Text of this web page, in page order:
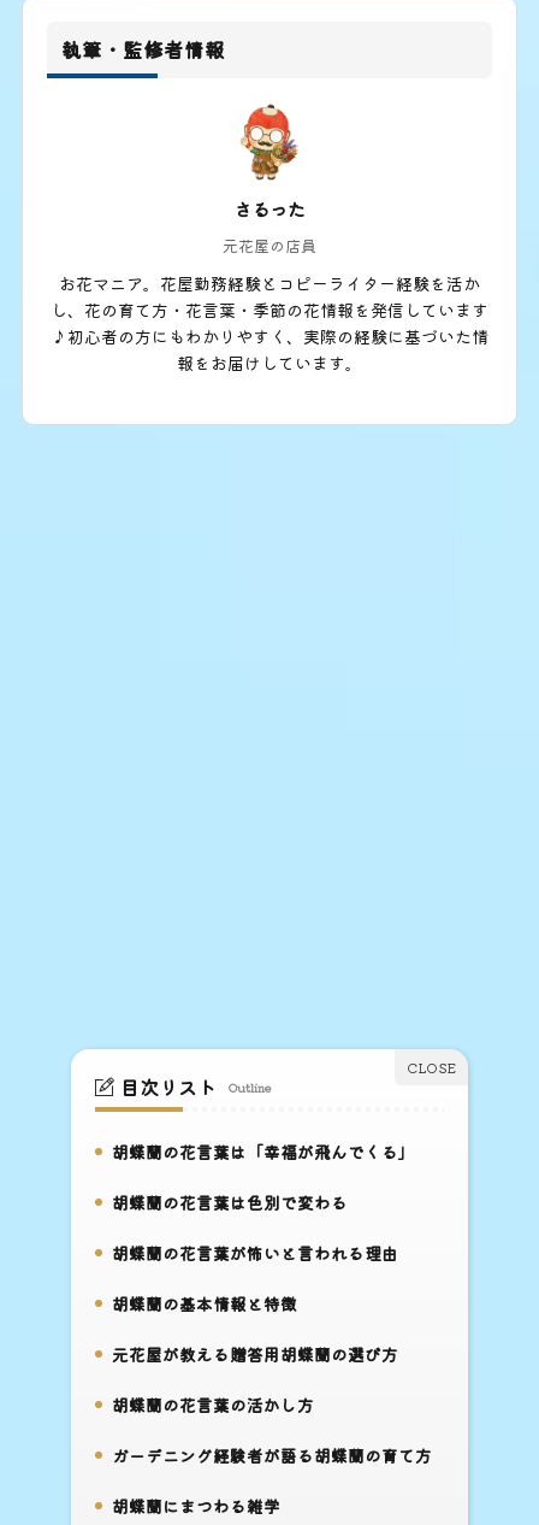
執筆・監修者情報
さるった
元花屋の店員
お花マニア。花屋勤務経験とコピーライター経験を活か
し、花の育て方・花言葉・季節の花情報を発信しています
♪初心者の方にもわかりやすく、実際の経験に基づいた情
報をお届けしています。
目次リスト Outline
1.胡蝶蘭の花言葉は「幸福が飛んでくる」
2.
胡蝶蘭の花言葉は色別で変わる
3.
胡蝶蘭の花言葉が怖いと言われる理由
4.胡蝶蘭の基本情報と特徴
5.元花屋が教える贈答用胡蝶蘭の選び方
6.
胡蝶蘭の花言葉の活かし方
7.ガーデニング経験者が語る胡蝶蘭の育て方
8.
胡蝶蘭にまつわる雑学